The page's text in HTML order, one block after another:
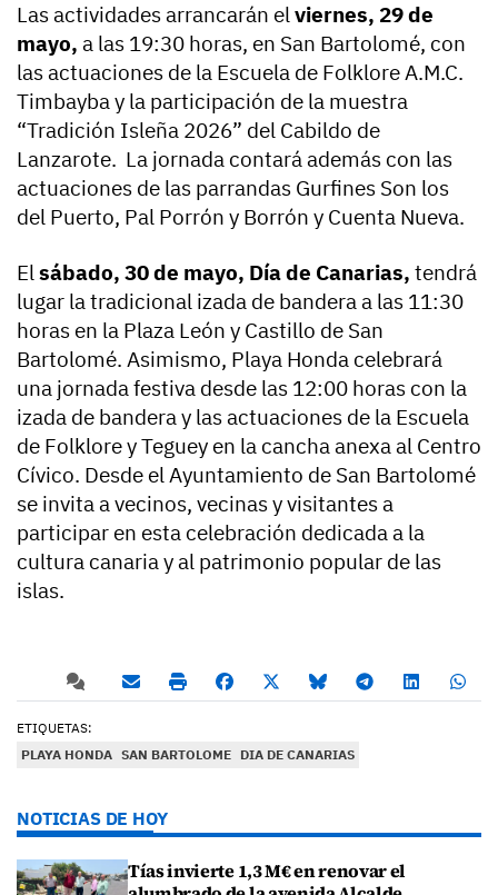
Las actividades arrancarán elviernes, 29 de
mayo, a las 19:30 horas, en San Bartolomé, con
las actuaciones de la Escuela de Folklore A.M.C.
Timbayba y la participación de la muestra
“Tradición Isleña 2026” del Cabildo de
Lanzarote. La jornada contará además con las
actuaciones de las parrandas Gurfines Son los
del Puerto, Pal Porrón y Borrón y Cuenta Nueva.
Elsábado, 30 de mayo, Día de Canarias, tendrá
lugar la tradicional izada de bandera a las 11:30
horas en la Plaza León y Castillo de San
Bartolomé. Asimismo, Playa Honda celebrará
una jornada festiva desde las 12:00 horas con la
izada de bandera y las actuaciones de la Escuela
de Folklore y Teguey en la cancha anexa al Centro
Cívico. Desde el Ayuntamiento de San Bartolomé
se invita a vecinos, vecinas y visitantes a
participar en esta celebración dedicada a la
cultura canaria y al patrimonio popular de las
islas.
ETIQUETAS:
PLAYA HONDA SAN BARTOLOME DIA DE CANARIAS
NOTICIAS DE HOY
Tías invierte 1,3 M€ en renovar el